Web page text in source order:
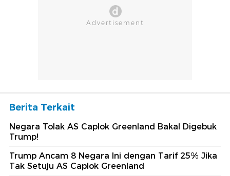
Berita Terkait
Negara Tolak AS Caplok Greenland Bakal Digebuk
Trump!
Trump Ancam 8 Negara Ini dengan Tarif 25% Jika
Tak Setuju AS Caplok Greenland